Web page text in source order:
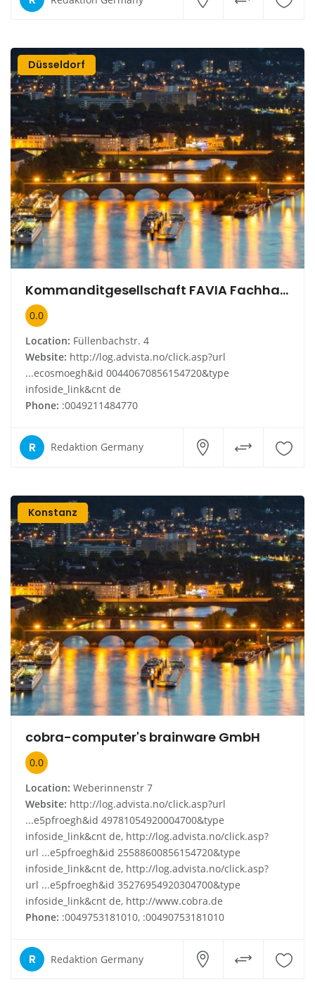
Düsseldorf
Kommanditgesellschaft FAVIA Fachhandel mit Büro- und Zeichenbedarf GmbH
0.0
Location: Füllenbachstr. 4
Website: http://log.advista.no/click.asp?url
...ecosmoegh&id 00440670856154720&type
infoside_link&cnt de
Phone: :0049211484770
R Redaktion Germany
Konstanz
cobra-computer's brainware GmbH
0.0
Location: Weberinnenstr 7
Website: http://log.advista.no/click.asp?url
...e5pfroegh&id 49781054920004700&type
infoside_link&cnt de, http://log.advista.no/click.asp?
url ...e5pfroegh&id 25588600856154720&type
infoside_link&cnt de, http://log.advista.no/click.asp?
url ...e5pfroegh&id 35276954920304700&type
infoside_link&cnt de, http://www.cobra.de
Phone: :0049753181010, :00490753181010
R Redaktion Germany